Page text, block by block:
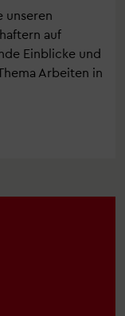
unseren
auf
Einblicke und
Arbeiten in